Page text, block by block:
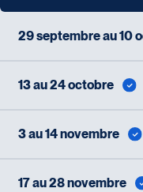
29 septembre au 10
13 au 24 octobre
3 au 14 novembre
17 au 28 novembre